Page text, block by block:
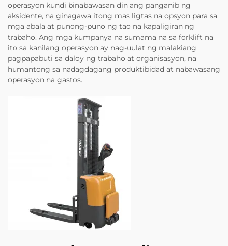
operasyon kundi binabawasan din ang panganib ng
aksidente, na ginagawa itong mas ligtas na opsyon para sa
mga abala at punong-puno ng tao na kapaligiran ng
trabaho. Ang mga kumpanya na sumama na sa forklift na
ito sa kanilang operasyon ay nag-uulat ng malakiang
pagpapabuti sa daloy ng trabaho at organisasyon, na
humantong sa nadagdagang produktibidad at nabawasang
operasyon na gastos.